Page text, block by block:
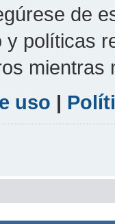
de
y políticas
mientras
uso |